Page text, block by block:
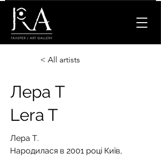
< All artists
Лера Т
Lera T
Лера Т.
Народилася в 2001 році Київ,